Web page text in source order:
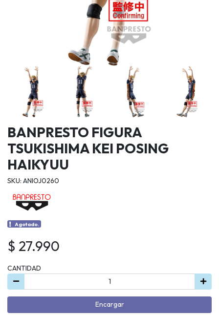
BANPRESTO FIGURA
TSUKISHIMA KEI POSING
HAIKYUU
SKU: ANIOJ0260
Agotado.
$ 27.990
CANTIDAD
Encargar